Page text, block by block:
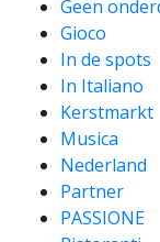
Geen
Gioco
In de spots
In Italiano
Kerstmarkt
Musica
Nederland
Partner
PASSIONE